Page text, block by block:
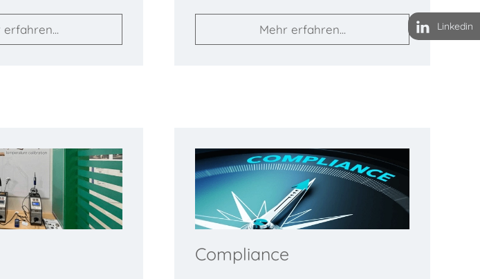
erfahren... Mehr erfahren...
Compliance
Linkedin